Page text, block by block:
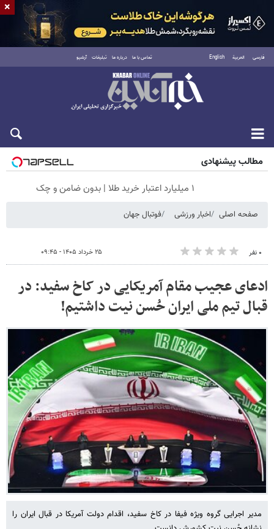
فارسی العربية English تماس با ما درباره ما تبلیغات آرشیو
جمعه ۱۶ مرداد ۱۴۰۵
مطالب پیشنهادی
۱ میلیارد اعتبار خرید طلا | بدون ضامن و چک
صفحه اصلی اخبار ورزشی فوتبال جهان
۰ نفر ۲۵ خرداد ۱۴۰۵ - ۰۹:۴۵
ادعای عجیب مقام آمریکایی در کاخ سفید: در
قبال تیم ملی ایران حُسن نیت داشتیم!
مدیر اجرایی گروه ویژه فیفا در کاخ سفید، اقدام دولت آمریکا در قبال ایران را
×